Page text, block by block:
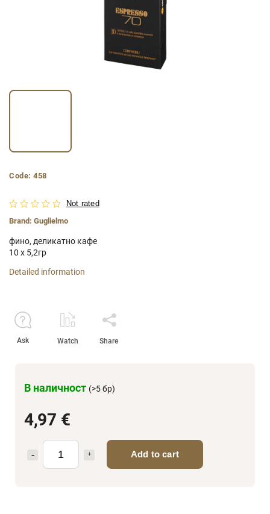
Code: 458
Not rated
Brand: Guglielmo
4,97 €
Add to cart
В наличност (>5 бр)
фино, деликатно кафе
10 х 5,2гр
Detailed information
Ask Watch Share